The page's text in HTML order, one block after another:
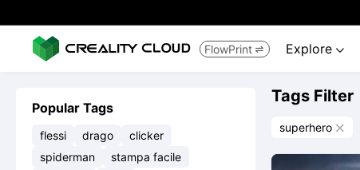
FlowPrint  Explore 
Popular Tags
flessi drago
clicker
spiderman
stampa facile
Tags Filter
superhero 